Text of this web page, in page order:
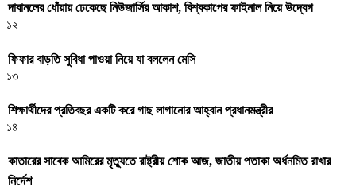
দাবানলের ধোঁয়ায় ঢেকেছে নিউজার্সির আকাশ, বিশ্বকাপের ফাইনাল নিয়ে উদ্বেগ
১২
ফিফার বাড়তি সুবিধা পাওয়া নিয়ে যা বললেন মেসি
১৩
শিক্ষার্থীদের প্রতিবছর একটি করে গাছ লাগানোর আহ্বান প্রধানমন্ত্রীর
১৪
কাতারের সাবেক আমিরের মৃত্যুতে রাষ্ট্রীয় শোক আজ, জাতীয় পতাকা অর্ধনমিত রাখার
নির্দেশ